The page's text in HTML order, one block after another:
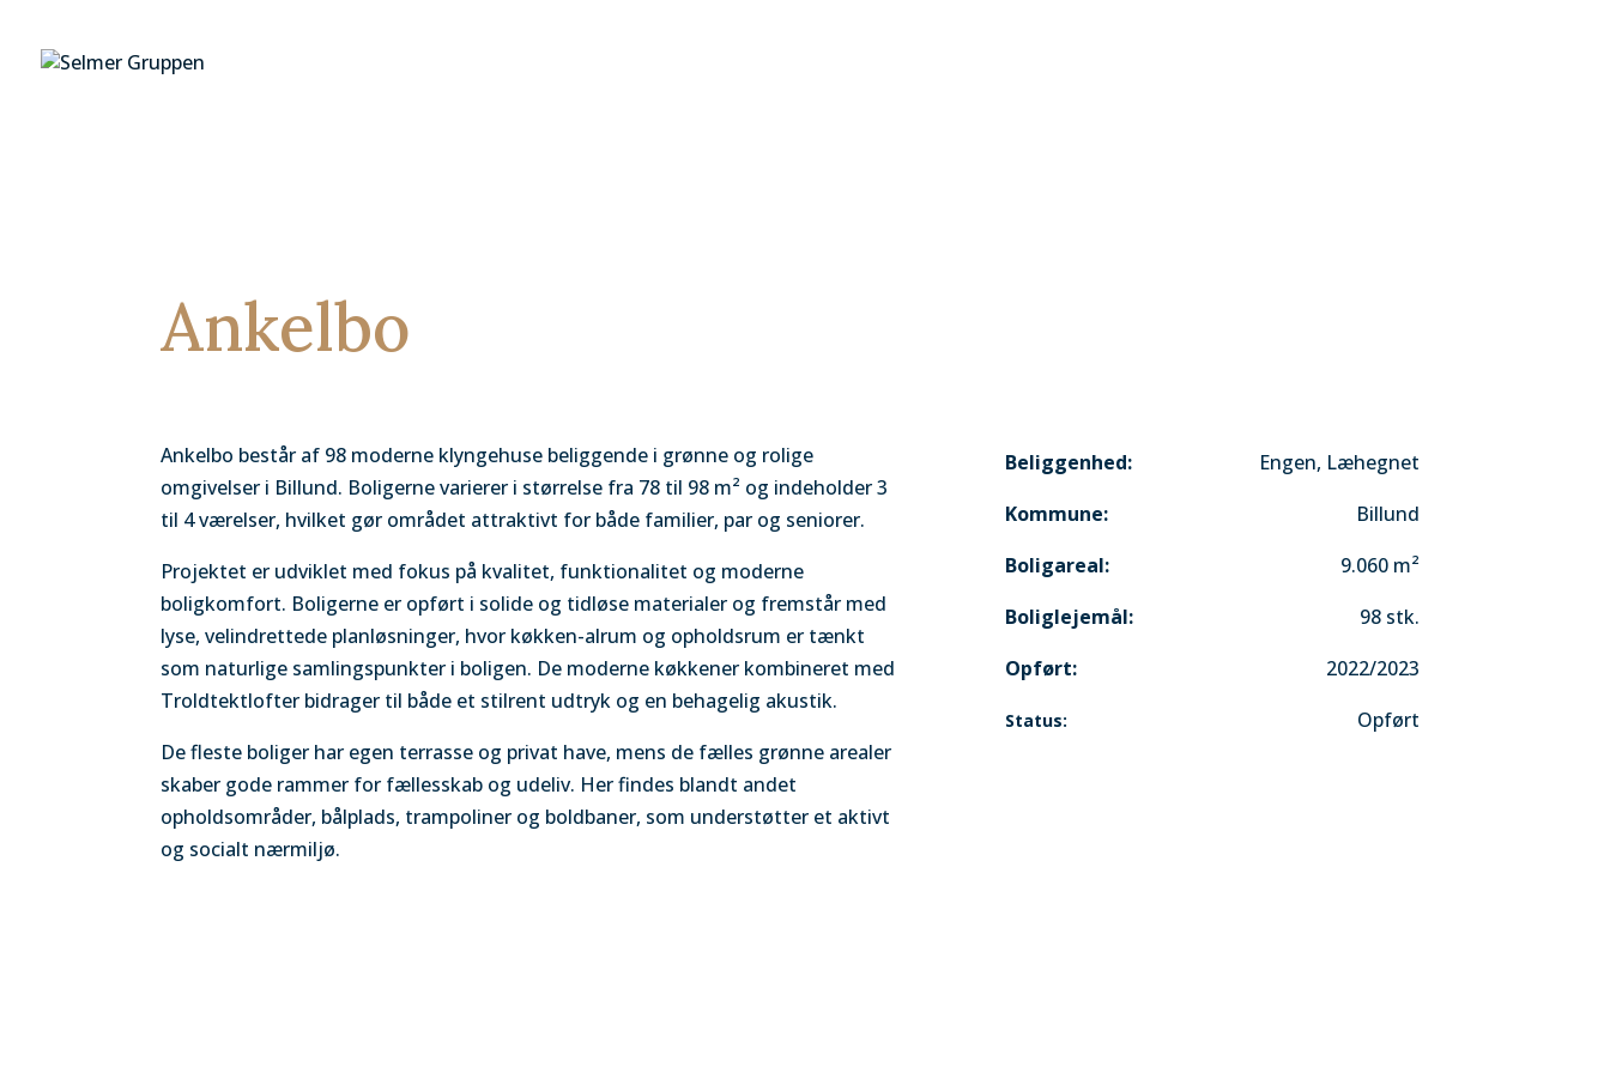
Ankelbo
Ankelbo består af 98 moderne klyngehuse beliggende i grønne og rolige
omgivelser i Billund. Boligerne varierer i størrelse fra 78 til 98 m² og indeholder 3
til 4 værelser, hvilket gør området attraktivt for både familier, par og seniorer.
Projektet er udviklet med fokus på kvalitet, funktionalitet og moderne
boligkomfort. Boligerne er opført i solide og tidløse materialer og fremstår med
lyse, velindrettede planløsninger, hvor køkken-alrum og opholdsrum er tænkt
som naturlige samlingspunkter i boligen. De moderne køkkener kombineret med
Troldtektlofter bidrager til både et stilrent udtryk og en behagelig akustik.
De fleste boliger har egen terrasse og privat have, mens de fælles grønne arealer
skaber gode rammer for fællesskab og udeliv. Her findes blandt andet
opholdsområder, bålplads, trampoliner og boldbaner, som understøtter et aktivt
og socialt nærmiljø.
Beliggenhed:
Kommune:
Boligareal:
Boliglejemål:
Opført:
Status:
Engen, Læhegnet
Billund
9.060 m²
98 stk.
2022/2023
Opført